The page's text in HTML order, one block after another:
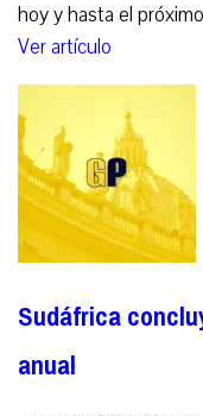
hoy y hasta el
Ver artículo
Sudáfrica
anual